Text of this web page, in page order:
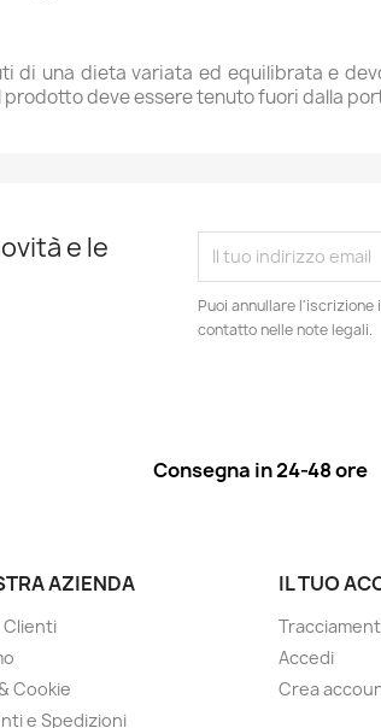
di una dieta variata ed equilibrata e
deve essere tenuto fuori dalla
e le
Puoi annullare
contatto nelle note legali.
Consegna in 24-48 ore
AZIENDA
Clienti
Cookie
e Spedizioni
IL TUO
Accedi
Crea